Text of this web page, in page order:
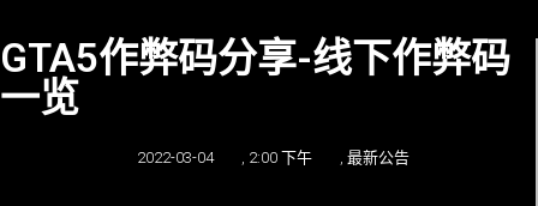
GTA5作弊码分享-线下作弊码
一览
2022-03-04 2:00 下午 最新公告